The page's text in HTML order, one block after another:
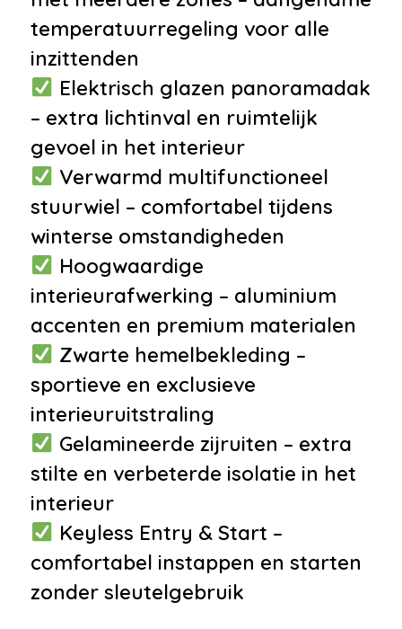
•Aluminium interieur afwerking
•Cruise control
•Decor aluminium
Elektrisch verstelbare
voorstoel(en)
•Gelaagde zijruit(en)
•Keyless start
•Lederen interieurdelen
•Luxe lederen bekleding
•Stuurwiel verwarmd
•Voorstoelen en achterbank
verwarmd
•Zwarte hemelbekleding
•12Volt aansluiting
•Achterbank in delen
neerklapbaar
•Achterbank verwarmd
•Airco separaat achter
•Armsteun
•Armsteun achter
temperatuurregeling voor alle
inzittenden
Elektrisch glazen panoramadak
– extra lichtinval en ruimtelijk
gevoel in het interieur
Verwarmd multifunctioneel
stuurwiel – comfortabel tijdens
winterse omstandigheden
Hoogwaardige
interieurafwerking – aluminium
accenten en premium materialen
Zwarte hemelbekleding –
sportieve en exclusieve
interieuruitstraling
Gelamineerde zijruiten – extra
stilte en verbeterde isolatie in het
interieur
Keyless Entry & Start –
comfortabel instappen en starten
zonder sleutelgebruik